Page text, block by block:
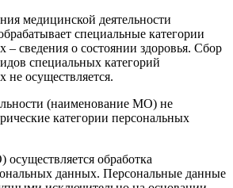
медицинской деятельности
специальные категории
– сведения о состоянии здоровья. Сбор
специальных категорий
не осуществляется.
(наименование МО) не
категории персональных
обработка
данных. Персональные данные